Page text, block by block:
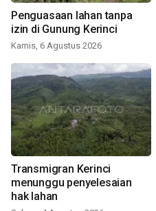
Penguasaan lahan tanpa
izin di Gunung Kerinci
Kamis, 6 Agustus 2026
Transmigran Kerinci
menunggu penyelesaian
hak lahan